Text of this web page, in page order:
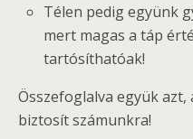
Télen pedig együnk
mert magas a táp
tartósíthatóak!
Összefoglalva együk
biztosít számunkra!